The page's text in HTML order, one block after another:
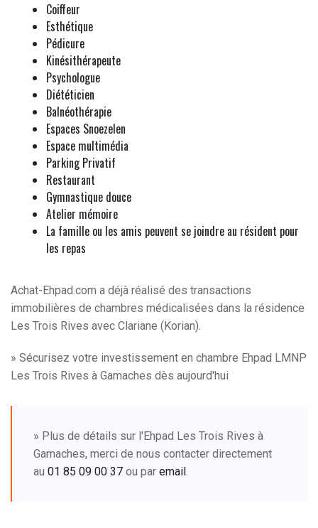
Coiffeur
Esthétique
Pédicure
Kinésithérapeute
Psychologue
Diététicien
Balnéothérapie
Espaces Snoezelen
Espace multimédia
Parking Privatif
Restaurant
Gymnastique douce
Atelier mémoire
La famille ou les amis peuvent se joindre au résident pour
les repas
Achat-Ehpad.com a déjà réalisé des transactions
immobilières de chambres médicalisées dans la résidence
Les Trois Rives avec Clariane (Korian).
» Sécurisez votre investissement en chambre Ehpad LMNP
Les Trois Rives à Gamaches dès aujourd'hui
» Plus de détails sur l'Ehpad Les Trois Rives à
Gamaches, merci de nous contacter directement
au 01 85 09 00 37 ou par email.